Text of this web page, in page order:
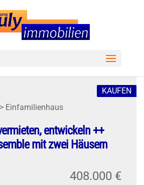
Einfamilienhaus
KAUFEN
entwickeln ++
mit zwei Häusern
408.000 €